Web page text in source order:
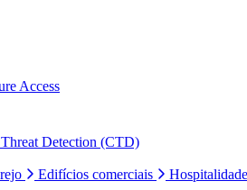
Access
Detection (CTD)
Edifícios comerciais Hospitalidade